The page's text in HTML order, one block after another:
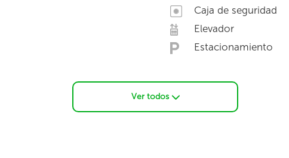
Caja de seguridad
Elevador
Estacionamiento
Ver todos